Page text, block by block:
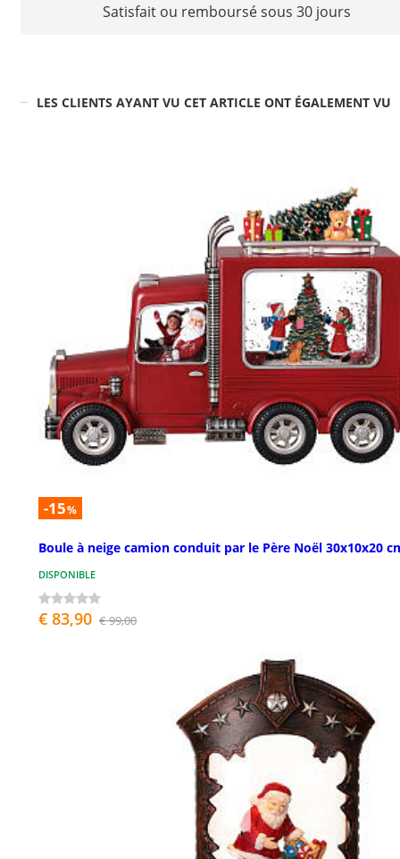
Satisfait ou remboursé sous 30 jours
LES CLIENTS AYANT VU CET ARTICLE ONT ÉGALEMENT VU
-15%
Boule à neige camion conduit par le Père Noël 30x10x20
DISPONIBLE
€ 83,90 € 99,00